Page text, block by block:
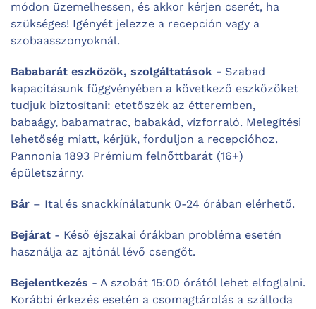
módon üzemelhessen, és akkor kérjen cserét, ha
szükséges! Igényét jelezze a recepción vagy a
szobaasszonyoknál.
Bababarát eszközök, szolgáltatások - Szabad
kapacitásunk függvényében a következő eszközöket
tudjuk biztosítani: etetőszék az étteremben,
babaágy, babamatrac, babakád, vízforraló. Melegítési
lehetőség miatt, kérjük, forduljon a recepcióhoz.
Pannonia 1893 Prémium felnőttbarát (16+)
épületszárny.
Bár – Ital és snackkínálatunk 0-24 órában elérhető.
Bejárat - Késő éjszakai órákban probléma esetén
használja az ajtónál lévő csengőt.
Bejelentkezés - A szobát 15:00 órától lehet elfoglalni.
Korábbi érkezés esetén a csomagtárolás a szálloda